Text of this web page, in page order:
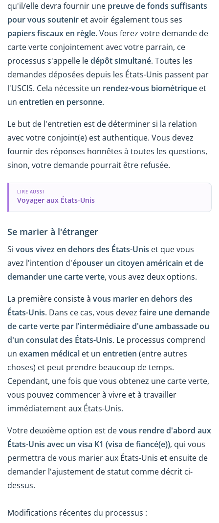
qu'il/elle devra fournir une preuve de fonds suffisants
pour vous soutenir et avoir également tous ses
papiers fiscaux en règle. Vous ferez votre demande de
carte verte conjointement avec votre parrain, ce
processus s'appelle ledépôt simultané. Toutes les
demandes déposées depuis les États-Unis passent par
l'USCIS. Cela nécessite un rendez-vous biométrique et
un entretien en personne.
Le but de l'entretien est de déterminer si la relation
avec votre conjoint(e) est authentique. Vous devez
fournir des réponses honnêtes à toutes les questions,
sinon, votre demande pourrait être refusée.
LIRE AUSSI
Voyager aux États-Unis
Se marier à l'étranger
Si vous vivez en dehors des États-Unis et que vous
avez l'intention d'épouser un citoyen américain et de
demander une carte verte, vous avez deux options.
La première consiste à vous marier en dehors des
États-Unis. Dans ce cas, vous devez faire une demande
de carte verte par l'intermédiaire d'une ambassade ou
d'un consulat des États-Unis. Le processus comprend
un examen médical et un entretien (entre autres
choses) et peut prendre beaucoup de temps.
Cependant, une fois que vous obtenez une carte verte,
vous pouvez commencer à vivre et à travailler
immédiatement aux États-Unis.
Votre deuxième option est devous rendre d'abord aux
États-Unis avec un visa K1 (visa de fiancé(e)), qui vous
permettra de vous marier aux États-Unis et ensuite de
demander l'ajustement de statut comme décrit ci-
dessus.
Modifications récentes du processus :